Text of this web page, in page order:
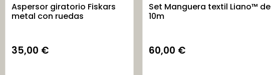
Aspersor giratorio Fiskars
metal con ruedas
35,00 €
Set Manguera textil Liano™ de
10m
60,00 €